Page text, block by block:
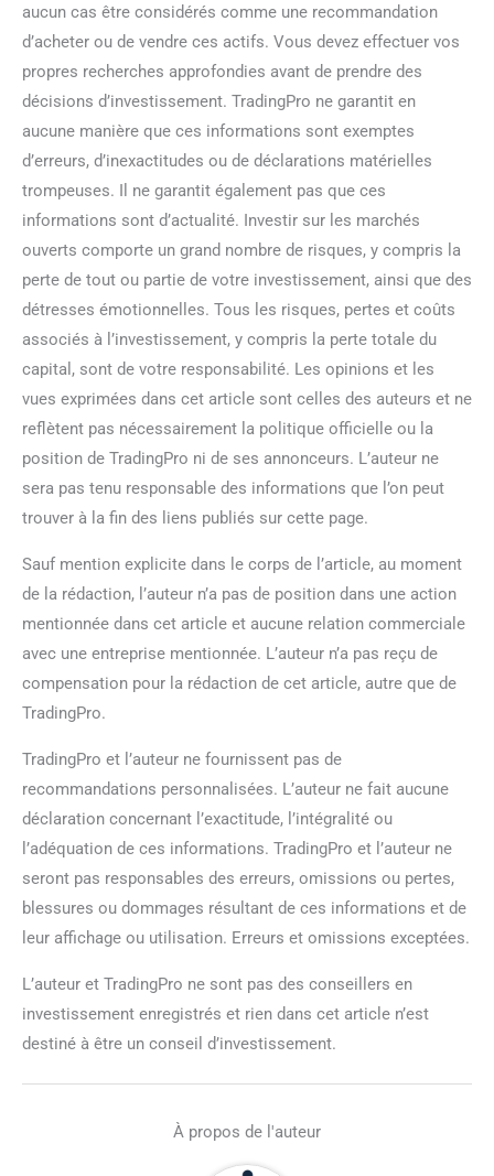
aucun cas être considérés comme une recommandation
d’acheter ou de vendre ces actifs. Vous devez effectuer vos
propres recherches approfondies avant de prendre des
décisions d’investissement. TradingPro ne garantit en
aucune manière que ces informations sont exemptes
d’erreurs, d’inexactitudes ou de déclarations matérielles
trompeuses. Il ne garantit également pas que ces
informations sont d’actualité. Investir sur les marchés
ouverts comporte un grand nombre de risques, y compris la
perte de tout ou partie de votre investissement, ainsi que des
détresses émotionnelles. Tous les risques, pertes et coûts
associés à l’investissement, y compris la perte totale du
capital, sont de votre responsabilité. Les opinions et les
vues exprimées dans cet article sont celles des auteurs et ne
reflètent pas nécessairement la politique officielle ou la
position de TradingPro ni de ses annonceurs. L’auteur ne
sera pas tenu responsable des informations que l’on peut
trouver à la fin des liens publiés sur cette page.
Sauf mention explicite dans le corps de l’article, au moment
de la rédaction, l’auteur n’a pas de position dans une action
mentionnée dans cet article et aucune relation commerciale
avec une entreprise mentionnée. L’auteur n’a pas reçu de
compensation pour la rédaction de cet article, autre que de
TradingPro.
TradingPro et l’auteur ne fournissent pas de
recommandations personnalisées. L’auteur ne fait aucune
déclaration concernant l’exactitude, l’intégralité ou
l’adéquation de ces informations. TradingPro et l’auteur ne
seront pas responsables des erreurs, omissions ou pertes,
blessures ou dommages résultant de ces informations et de
leur affichage ou utilisation. Erreurs et omissions exceptées.
L’auteur et TradingPro ne sont pas des conseillers en
investissement enregistrés et rien dans cet article n’est
destiné à être un conseil d’investissement.
À propos de l'auteur